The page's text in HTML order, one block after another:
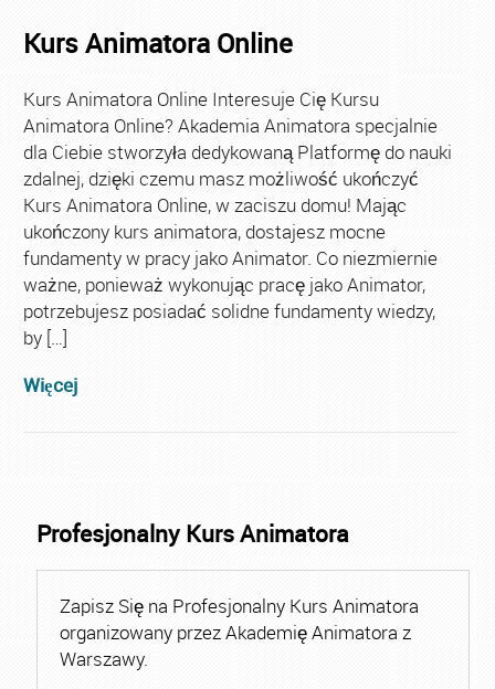
Kurs Animatora Online
Kurs Animatora Online Interesuje Cię Kursu
Animatora Online? Akademia Animatora specjalnie
dla Ciebie stworzyła dedykowaną Platformę do nauki
zdalnej, dzięki czemu masz możliwość ukończyć
Kurs Animatora Online, w zaciszu domu! Mając
ukończony kurs animatora, dostajesz mocne
fundamenty w pracy jako Animator. Co niezmiernie
ważne, ponieważ wykonując pracę jako Animator,
potrzebujesz posiadać solidne fundamenty wiedzy,
by […]
Więcej
Profesjonalny Kurs Animatora
Zapisz Się na Profesjonalny Kurs Animatora
organizowany przez Akademię Animatora z
Warszawy.